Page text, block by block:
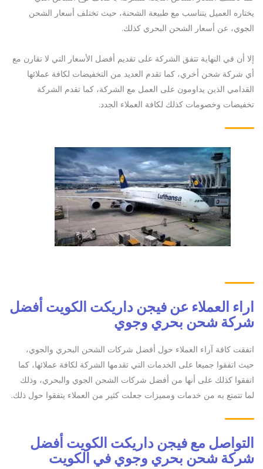
يختاره العميل يتناسب مع طبيعة الشحنة، حيث تختلف أسعار الشحن
الجوي، عن أسعار الشحن البحري كذلك.
إلا أن في النهاية تتفق الشركة على تقديم أفضل الأسعار التي لا تقارن مع
أي شركة شحن أخري، كما تقدم العديد من التخفيضات لكافة عملائها
القدامي الذين يداومون على العمل مع الشركة، كما تقدم الشركة
تخفيضات وخصومات كذلك لكافة العملاء الجدد.
اراء العملاء عنفيجن داريكت الكويت أفضل
شركة شحن بحري وجوي
اتفقت كافة آراء العملاء حول أفضل شركات الشحن البحري والجوي،
حيث اتفقوا جميعا على الخدمات التي تقدمها الشركة لكافة عملائها، كما
اتفقوا كذلك على أنها من أفضل شركات الشحن الجوي والبحري، وذلك
لما تتمتع به من خدمات ومميزات جعلت كثير من العملاء يتفقوا حول ذلك.
التواصل مع فيجن داريكت الكويت أفضل
شركة شحن بحري وجوي في الكويت